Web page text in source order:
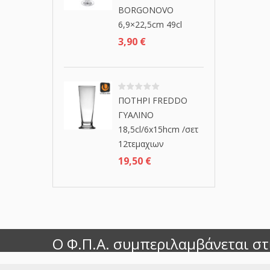
BORGONOVO
6,9×22,5cm 49cl
3,90 €
ΠΟΤΗΡΙ FREDDO
ΓΥΑΛΙΝΟ
18,5cl/6x15hcm /σετ
12τεμαχιων
19,50 €
Ο Φ.Π.Α. συμπεριλαμβάνεται